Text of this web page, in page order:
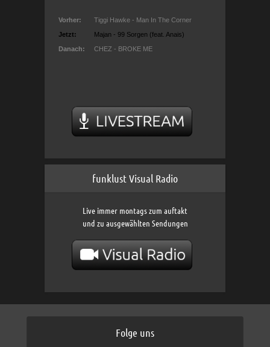
funklust Visual Radio
Live immer montags zum auftakt
und zu ausgewählten Sendungen
Folge uns